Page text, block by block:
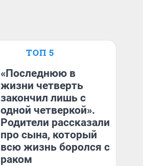
ТОП 5
«Последнюю в
жизни четверть
закончил лишь с
одной четверкой».
Родители рассказали
про сына, который
всю жизнь боролся с
раком